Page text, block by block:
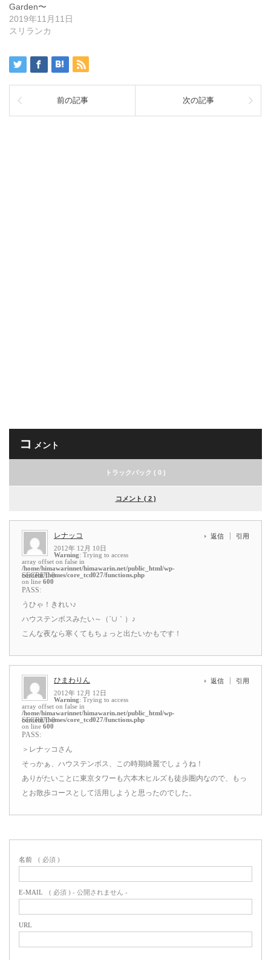
Garden〜
2019年11月11日
スリランカ
前の記事 次の記事
コ メント
トラックバック ( 0 )
コメント ( 2 )
レナッコ
2012年 12月 10日
Warning: Trying to access
array offset on false in
/home/himawarinnet/himawarin.net/public_html/wp-
content/themes/core_tcd027/functions.php
on line 600
返信 引用
SECRET: 0
PASS:
うひゃ！きれい♪
ハウステンボスみたい～（´∪｀）♪
こんな夜なら寒くてもちょっと出たいかもです！
ひまわりん
2012年 12月 12日
Warning: Trying to access
array offset on false in
/home/himawarinnet/himawarin.net/public_html/wp-
content/themes/core_tcd027/functions.php
on line 600
返信 引用
SECRET: 0
PASS:
＞レナッコさん
そっかぁ、ハウステンボス、この時期綺麗でしょうね！
ありがたいことに東京タワーも六本木ヒルズも徒歩圏内なので、もっ
とお散歩コースとして活用しようと思ったのでした。
名前 ( 必須 )
E-MAIL ( 必須 ) - 公開されません -
URL